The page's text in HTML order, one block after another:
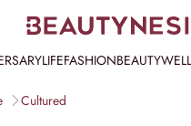
LIFEFASHIONBEAUTY
Cultured